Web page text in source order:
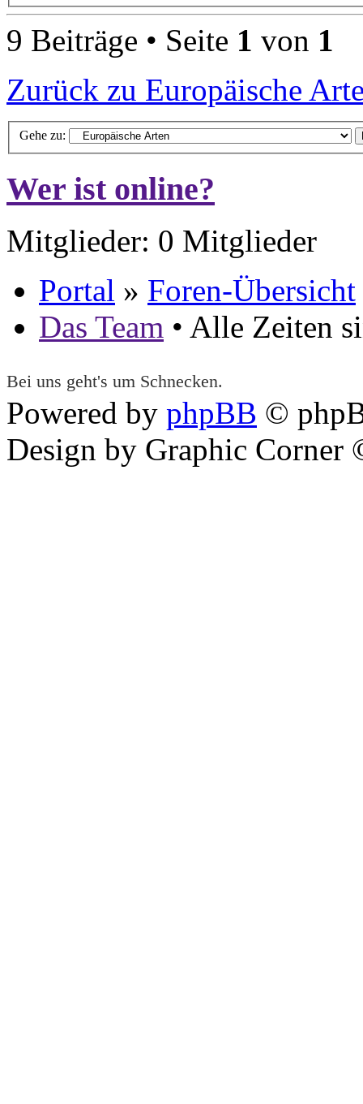
9 Beiträge • Seite 1 von 1
Zurück zu Europäische
Gehe zu:
Wer ist online?
Mitglieder: 0 Mitglieder
Portal » Foren-Übersicht
Das Team • Alle Zeiten
Bei uns geht's um Schnecken.
Powered by phpBB ©
Design by Graphic Corner